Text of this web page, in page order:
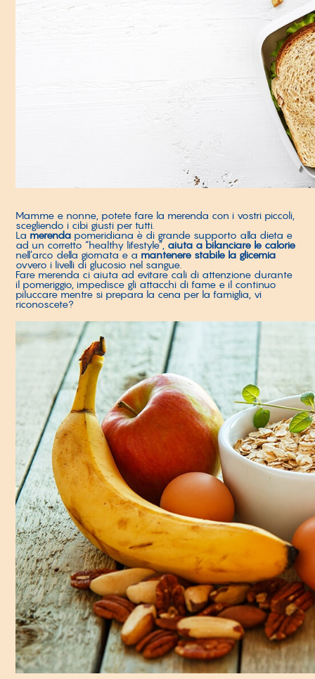
Mamme e nonne, potete fare la merenda con i vostri piccoli,
scegliendo i cibi giusti per tutti.
La merenda pomeridiana è di grande supporto alla dieta e
ad un corretto “healthy lifestyle”, aiuta a bilanciare le calorie
nell’arco della giornata e a mantenere stabile la glicemia
ovvero i livelli di glucosio nel sangue.
Fare merenda ci aiuta ad evitare cali di attenzione durante
il pomeriggio, impedisce gli attacchi di fame e il continuo
piluccare mentre si prepara la cena per la famiglia, vi
riconoscete?